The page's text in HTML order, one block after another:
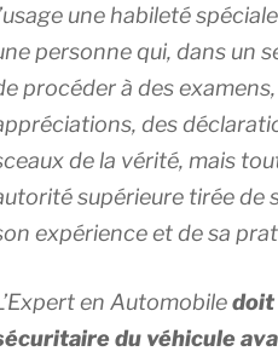
une habileté
personne qui, dans un
procéder à des
des
de la vérité, mais
supérieure tirée de
expérience et de sa
en Automobiledoit
du véhicule